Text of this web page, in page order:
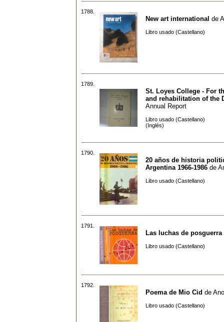
1788.
New art international de
Libro usado (Castellano)
1789.
St. Loyes College - For
and rehabilitation of the
Annual Report
Libro usado (Castellano)
(Inglés)
1790.
20 años de historia
Argentina 1966-1986 de
Libro usado (Castellano)
1791.
Las luchas de posguerra
Libro usado (Castellano)
1792.
Poema de Mio Cid de
Libro usado (Castellano)